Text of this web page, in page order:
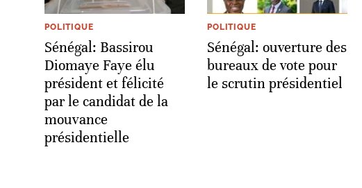
POLITIQUE
Sénégal: Bassirou
Diomaye Faye élu
président et félicité
par le candidat de la
mouvance
présidentielle
POLITIQUE
Sénégal: ouverture des
bureaux de vote pour
le scrutin présidentiel